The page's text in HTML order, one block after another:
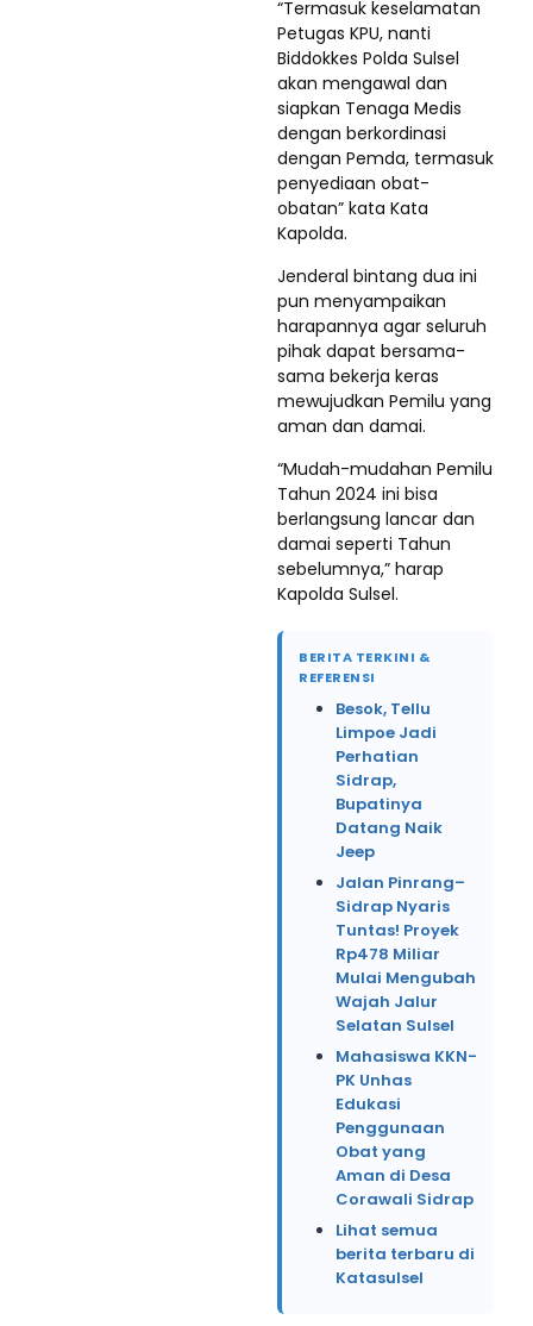
“Termasuk keselamatan
Petugas KPU, nanti
Biddokkes Polda Sulsel
akan mengawal dan
siapkan Tenaga Medis
dengan berkordinasi
dengan Pemda, termasuk
penyediaan obat-
obatan” kata Kata
Kapolda.
Jenderal bintang dua ini
pun menyampaikan
harapannya agar seluruh
pihak dapat bersama-
sama bekerja keras
mewujudkan Pemilu yang
aman dan damai.
“Mudah-mudahan Pemilu
Tahun 2024 ini bisa
berlangsung lancar dan
damai seperti Tahun
sebelumnya,” harap
Kapolda Sulsel.
BERITA TERKINI &
REFERENSI
Besok, Tellu
Limpoe Jadi
Perhatian
Sidrap,
Bupatinya
Datang Naik
Jeep
Jalan Pinrang–
Sidrap Nyaris
Tuntas! Proyek
Rp478 Miliar
Mulai Mengubah
Wajah Jalur
Selatan Sulsel
Mahasiswa KKN-
PK Unhas
Edukasi
Penggunaan
Obat yang
Aman di Desa
Corawali Sidrap
Lihat semua
berita terbaru di
Katasulsel